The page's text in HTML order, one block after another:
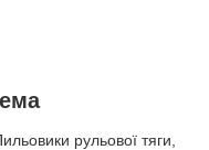
рульової тяги,